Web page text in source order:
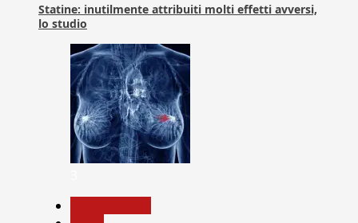
Statine: inutilmente attribuiti molti effetti avversi,
lo studio